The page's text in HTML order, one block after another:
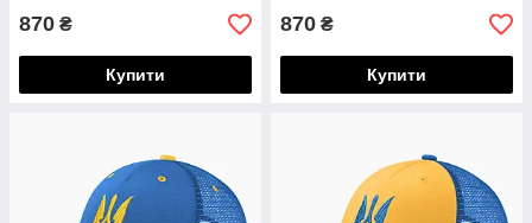
870 ₴
Купити
870 ₴
Купити